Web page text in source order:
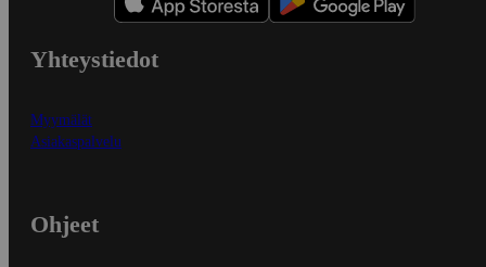
Yhteystiedot
Myymälät
Asiakaspalvelu
Ohjeet